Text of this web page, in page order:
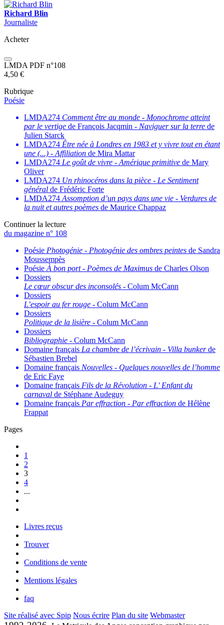
Richard Blin
Journaliste
Acheter
LMDA PDF n°108
4,50 €
Rubrique
Poésie
LMDA274 Comment être au monde - Monochrome atteint
par le vertige de François Jacqmin - Naviguer sur la terre de
Julien Starck
LMDA274 Être née à Londres en 1983 et y vivre tout en étant
une (...) -Affiliation de Mira Mattar
LMDA274 Le goût de vivre -Amérique primitive de Mary
Oliver
LMDA274 Un rhinocéros dans la pièce - Le Sentiment
général de Frédéric Forte
LMDA274 Assomption d’un pays dans une vie - Verdures de
la nuit et autres poèmes de Maurice Chappaz
Continuer la lecture
du magazine n° 108
Poésie Photogénie - Photogénie des ombres peintes de Sandra
Moussempès
PoésieÀ bon port - Poèmes de Maximus de Charles Olson
Dossiers
Le cœur obscur des inconsolés - Colum McCann
Dossiers
L’espoir au fer rouge - Colum McCann
Dossiers
Politique de la lisière - Colum McCann
Dossiers
Bibliographie - Colum McCann
Domaine français La chambre de l’écrivain - Villa bunkerde
Sébastien Brebel
Domaine français Nouvelles - Quelques nouvelles de l’homme
de Eric Faye
Domaine français Fils de la Révolution - L' Enfant du
carnaval de Stéphane Audeguy
Domaine français Par effraction - Par effraction de Hélène
Frappat
Pages
1
2
3
4
...
Livres reçus
Trouver
Conditions de vente
Mentions légales
faq
Site réalisé avec Spip Nous écrire Plan du site Webmaster